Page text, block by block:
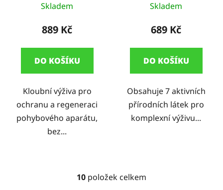
hodnocení
produktu
5,0
z
hvězdiček.
Skladem
889 Kč
DO KOŠÍKU
Kloubní výživa pro
ochranu a regeneraci
pohybového aparátu,
bez...
Skladem
689 Kč
DO KOŠÍKU
Obsahuje 7 aktivních
přírodních látek pro
komplexní výživu...
O
10 položek celkem